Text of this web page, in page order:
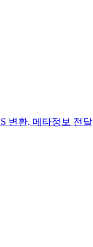
변환, 메타정보 전